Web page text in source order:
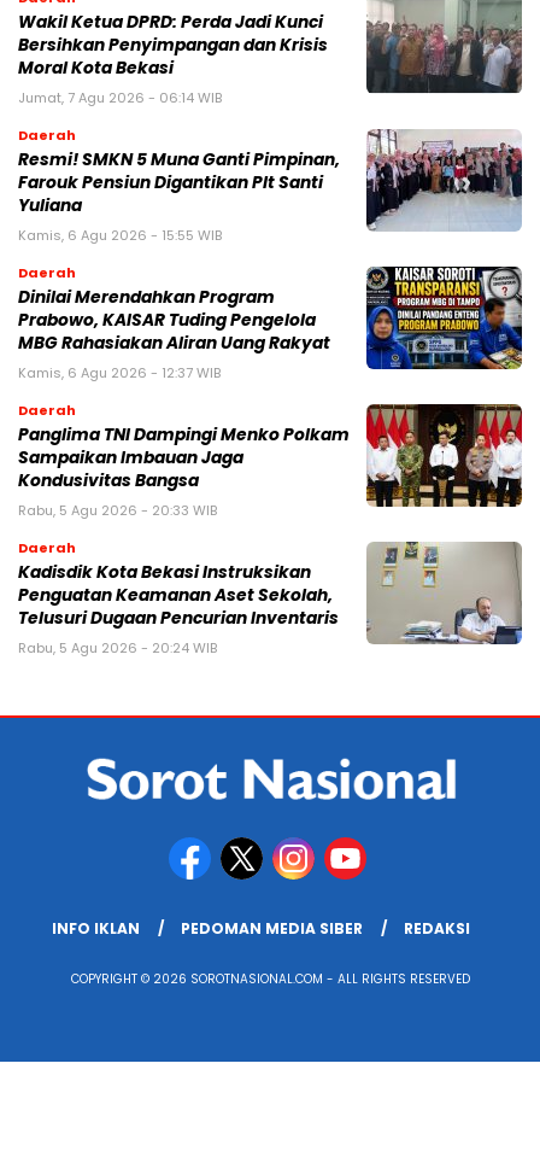
Wakil Ketua DPRD: Perda Jadi Kunci
Bersihkan Penyimpangan dan Krisis
Moral Kota Bekasi
Jumat, 7 Agu 2026 - 06:14 WIB
Daerah
Resmi! SMKN 5 Muna Ganti Pimpinan,
Farouk Pensiun Digantikan Plt Santi
Yuliana
Kamis, 6 Agu 2026 - 15:55 WIB
Daerah
Dinilai Merendahkan Program
Prabowo, KAISAR Tuding Pengelola
MBG Rahasiakan Aliran Uang Rakyat
Kamis, 6 Agu 2026 - 12:37 WIB
Daerah
Panglima TNI Dampingi Menko Polkam
Sampaikan Imbauan Jaga
Kondusivitas Bangsa
Rabu, 5 Agu 2026 - 20:33 WIB
Daerah
Kadisdik Kota Bekasi Instruksikan
Penguatan Keamanan Aset Sekolah,
Telusuri Dugaan Pencurian Inventaris
Rabu, 5 Agu 2026 - 20:24 WIB
INFO IKLAN PEDOMAN MEDIA SIBER REDAKSI
COPYRIGHT © 2026 SOROTNASIONAL.COM - ALL RIGHTS RESERVED